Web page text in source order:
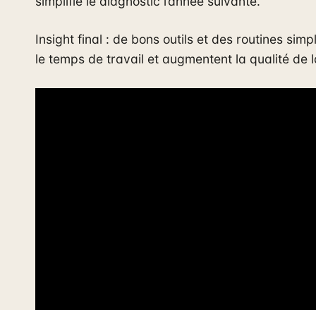
Insight final : de bons outils et des routines
le temps de travail et augmentent la qualité de